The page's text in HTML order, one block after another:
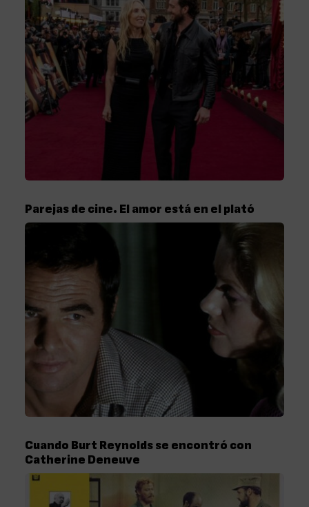
Parejas de cine. El amor está en el plató
Cuando Burt Reynolds se encontró con
Catherine Deneuve